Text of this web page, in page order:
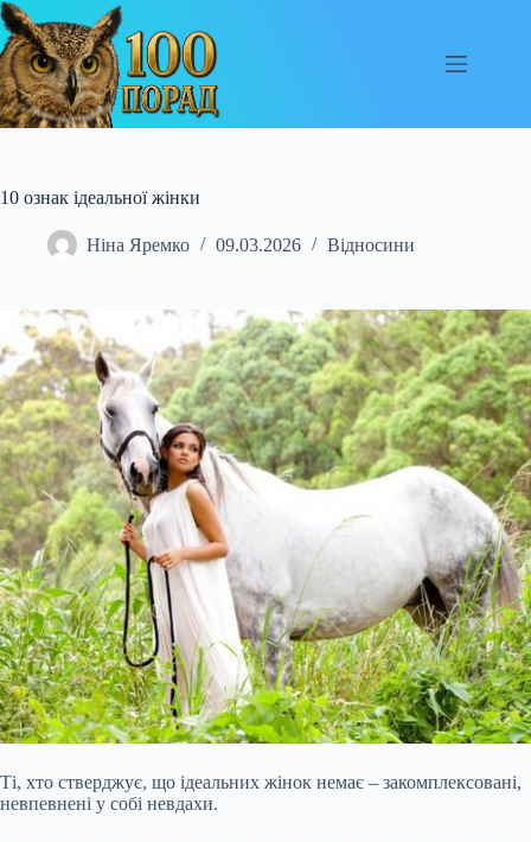
Перейти
до
вмісту
10 ознак ідеальної жінки
Ніна Яремко 09.03.2026 Відносини
Ті, хто стверджує, що ідеальних жінок немає – закомплексовані,
невпевнені у собі невдахи.